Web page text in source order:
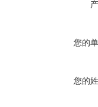
您的
您的